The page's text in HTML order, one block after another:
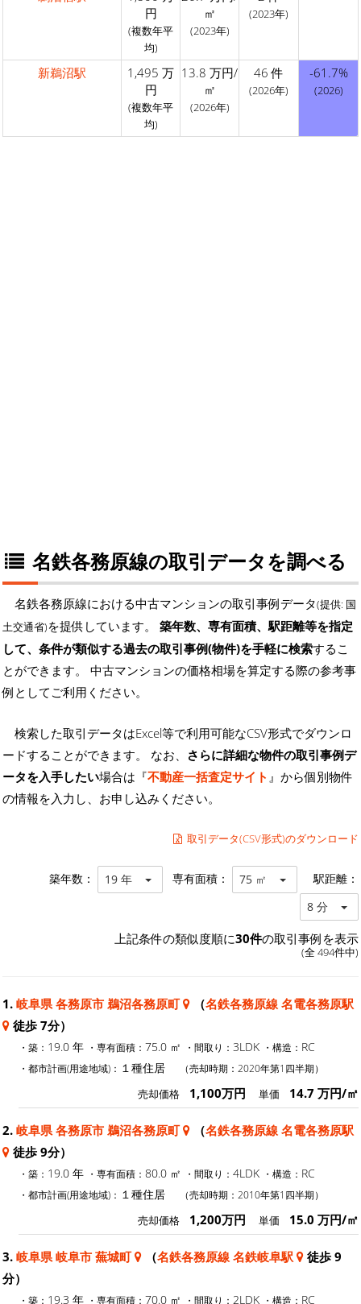
円
(複数年平
均)
㎡
(2023年)
(2023年)
新鵜沼駅
1,495 万
円
(複数年平
均)
13.8 万円/
㎡
(2026年)
46 件
(2026年)
-61.7%
(2026)
名鉄各務原線の取引データを調べる
名鉄各務原線における中古マンションの取引事例データ(提供: 国
土交通省)を提供しています。 築年数、専有面積、駅距離等を指定
して、条件が類似する過去の取引事例(物件)を手軽に検索するこ
とができます。 中古マンションの価格相場を算定する際の参考事
例としてご利用ください。
検索した取引データはExcel等で利用可能なCSV形式でダウンロ
ードすることができます。 なお、 さらに詳細な物件の取引事例デ
ータを入手したい場合は『不動産一括査定サイト 』から個別物件
の情報を入力し、お申し込みください。
取引データ(CSV形式)のダウンロード
築年数： 19 年 専有面積： 75 ㎡ 駅距離：
8 分
上記条件の類似度順に30件の取引事例を表示
(全 494件中)
1. 岐阜県 各務原市 鵜沼各務原町 （名鉄各務原線 名電各務原駅
徒歩 7分）
・築： 19.0 年 ・専有面積： 75.0 ㎡ ・間取り： 3LDK ・構造： RC
・都市計画(用途地域)： １種住居 （売却時期：2020年第1四半期）
売却価格 1,100万円 単価 14.7 万円/㎡
2. 岐阜県 各務原市 鵜沼各務原町 （名鉄各務原線 名電各務原駅
徒歩 9分）
・築： 19.0 年 ・専有面積： 80.0 ㎡ ・間取り： 4LDK ・構造： RC
・都市計画(用途地域)： １種住居 （売却時期：2010年第1四半期）
売却価格 1,200万円 単価 15.0 万円/㎡
3. 岐阜県 岐阜市 蕪城町 （名鉄各務原線 名鉄岐阜駅
徒歩 9
分）
・築： 19.3 年 ・専有面積： 70.0 ㎡ ・間取り： 2LDK ・構造： RC